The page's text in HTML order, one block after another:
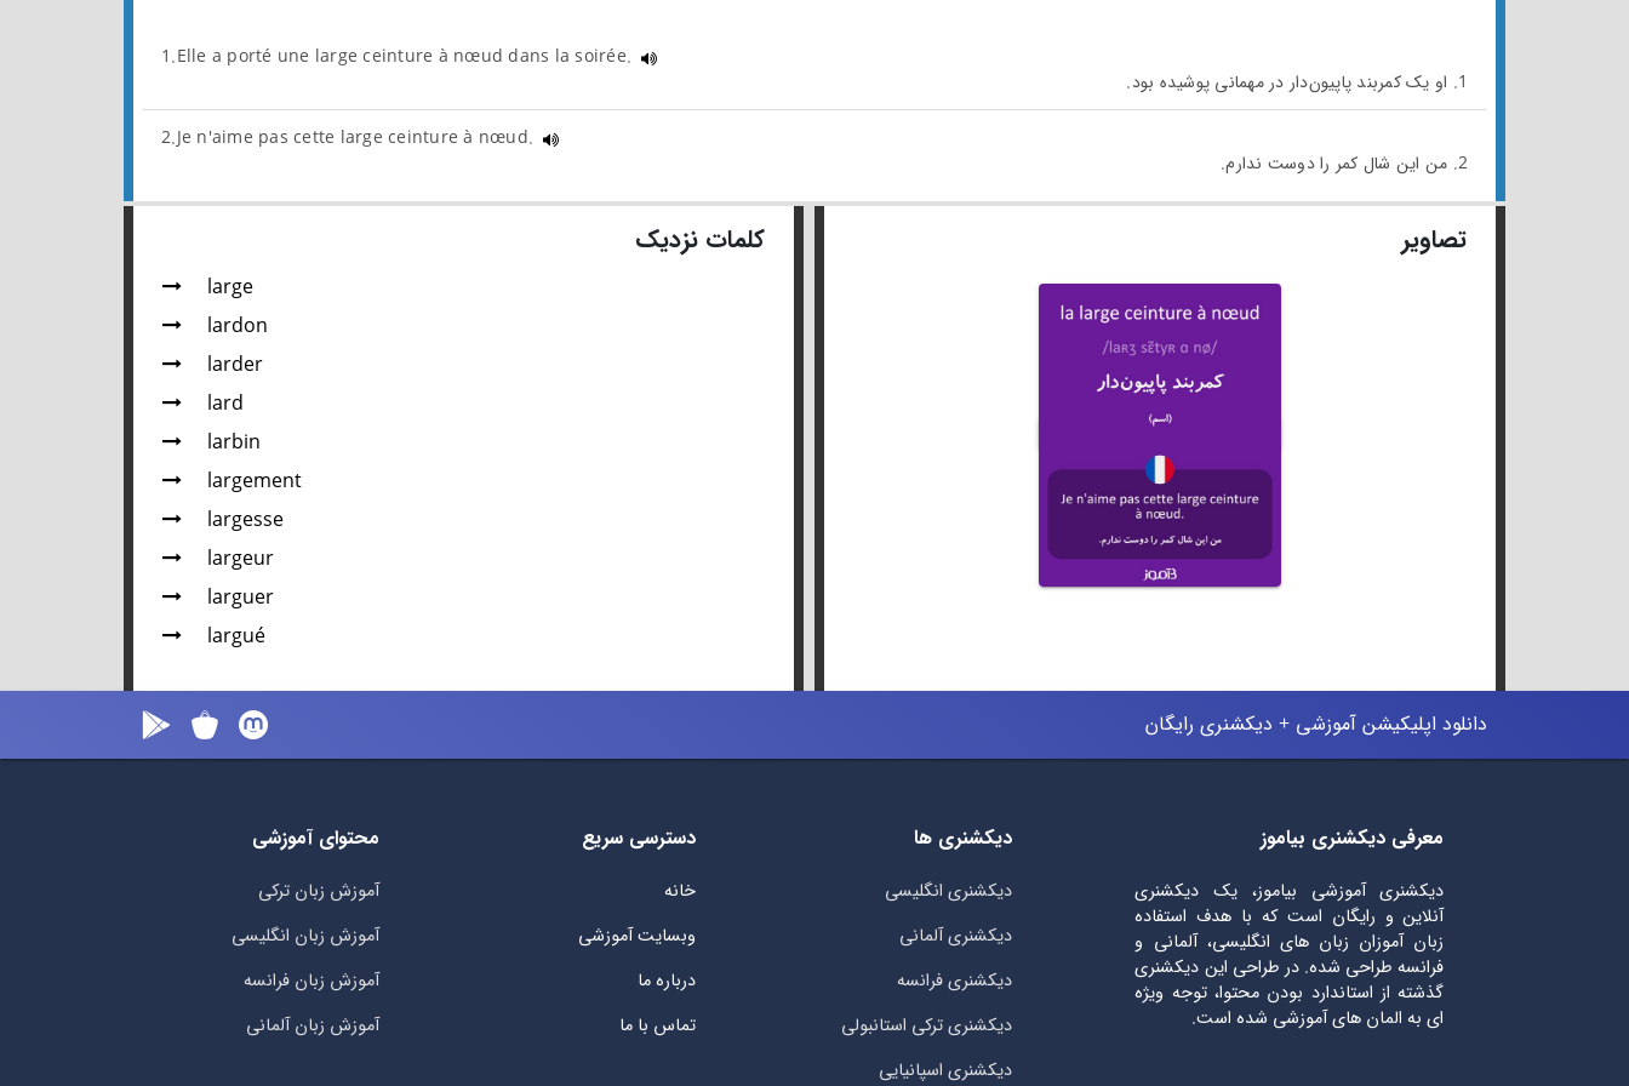
1.Elle a porté une large ceinture à nœud dans la soirée.
1. او یک کمربند پاپیون‌دار در مهمانی پوشیده بود.
2.Je n'aime pas cette large ceinture à nœud.
2. من این شال کمر را دوست ندارم.
تصاویر کلمات نزدیک
large
lardon
larder
lard
larbin
largement
largesse
largeur
larguer
largué
دانلود اپلیکیشن آموزشی + دیکشنری رایگان
معرفی دیکشنری بیاموز
دیکشنری آموزشی بیاموز، یک دیکشنری
آنلاین و رایگان است که با هدف استفاده
زبان آموزان زبان های انگلیسی، آلمانی و
فرانسه طراحی شده. در طراحی این دیکشنری
گذشته از استاندارد بودن محتوا، توجه ویژه
ای به المان های آموزشی شده است.
دیکشنری ها
دیکشنری انگلیسی
دیکشنری آلمانی
دیکشنری فرانسه
دیکشنری ترکی استانبولی
دیکشنری اسپانیایی
دسترسی سریع
خانه
وبسایت آموزشی
درباره ما
تماس با ما
محتوای آموزشی
آموزش زبان ترکی
آموزش زبان انگلیسی
آموزش زبان فرانسه
آموزش زبان آلمانی